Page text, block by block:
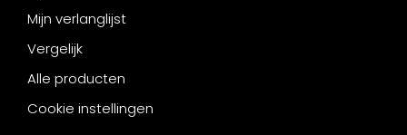
Mijn verlanglijst
Vergelijk
Alle producten
Cookie instellingen